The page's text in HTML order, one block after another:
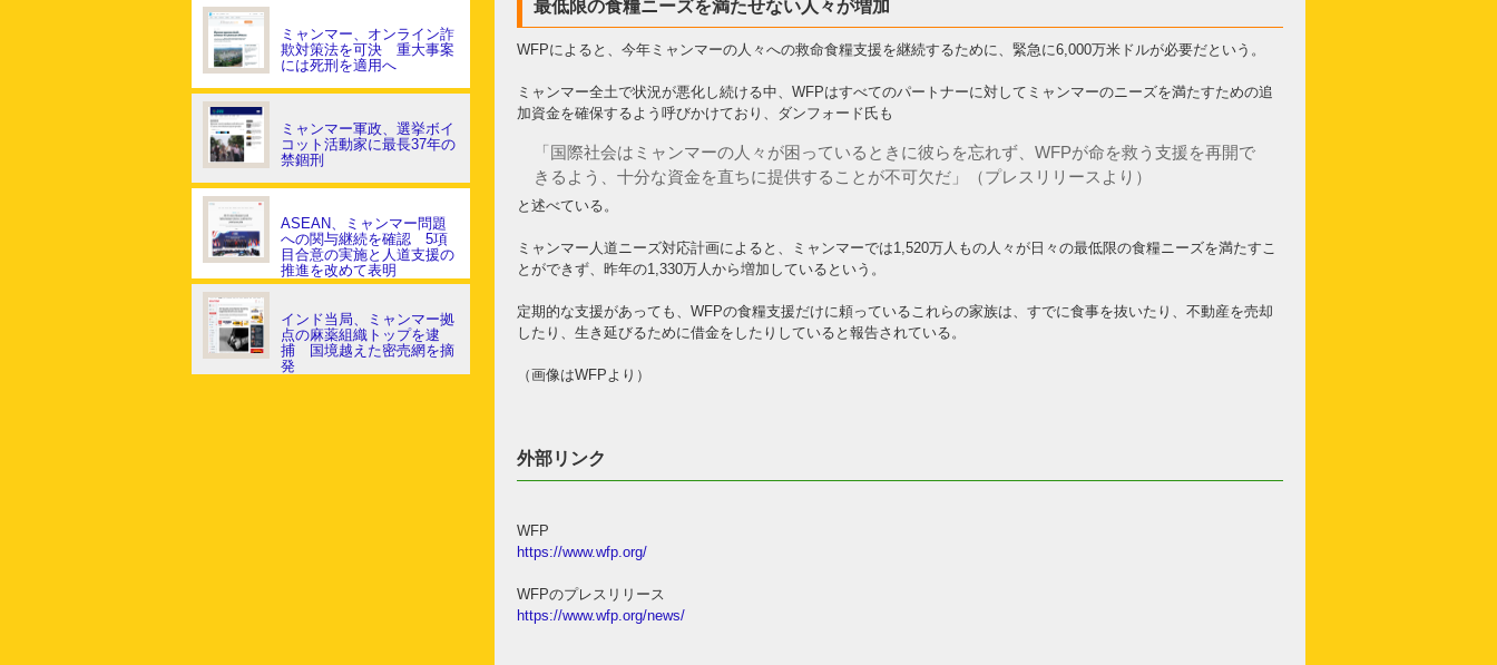
ミャンマー、オンライン詐
欺対策法を可決 重大事案
には死刑を適用へ
ミャンマー軍政、選挙ボイ
コット活動家に最長37年の
禁錮刑
ASEAN、ミャンマー問題
への関与継続を確認 5項
目合意の実施と人道支援の
推進を改めて表明
インド当局、ミャンマー拠
点の麻薬組織トップを逮
捕 国境越えた密売網を摘
発
最低限の食糧ニーズを満たせない人々が増加
WFPによると、今年ミャンマーの人々への救命食糧支援を継続するために、緊急に6,000万米ドルが必要だという。
ミャンマー全土で状況が悪化し続ける中、WFPはすべてのパートナーに対してミャンマーのニーズを満たすための追
加資金を確保するよう呼びかけており、ダンフォード氏も
「国際社会はミャンマーの人々が困っているときに彼らを忘れず、WFPが命を救う支援を再開で
きるよう、十分な資金を直ちに提供することが不可欠だ」（プレスリリースより）
と述べている。
ミャンマー人道ニーズ対応計画によると、ミャンマーでは1,520万人もの人々が日々の最低限の食糧ニーズを満たすこ
とができず、昨年の1,330万人から増加しているという。
定期的な支援があっても、WFPの食糧支援だけに頼っているこれらの家族は、すでに食事を抜いたり、不動産を売却
したり、生き延びるために借金をしたりしていると報告されている。
（画像はWFPより）
外部リンク
WFP
https://www.wfp.org/
WFPのプレスリリース
https://www.wfp.org/news/